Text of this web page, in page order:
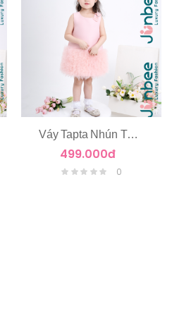
Váy Tapta Nhún Tùng Tầng Voan
499.000đ
0